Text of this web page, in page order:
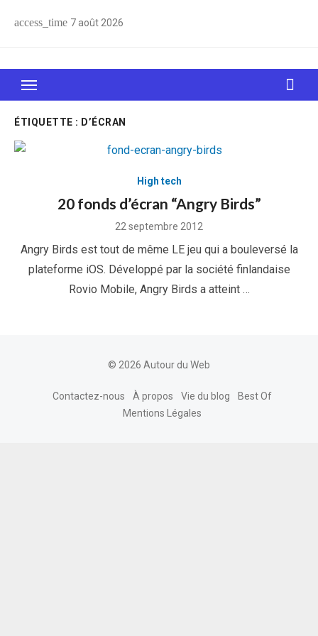
access_time 7 août 2026
Le Web, c'est comme une boîte de chocolats… On
sait jamais sur quoi on va tomber !
ÉTIQUETTE : D’ÉCRAN
High tech
20 fonds d’écran “Angry Birds”
Posted
22 septembre 2012
Angry Birds est tout de même LE jeu qui a bouleversé la
plateforme iOS. Développé par la société finlandaise
Rovio Mobile, Angry Birds a atteint …
© 2026 Autour du Web
Contactez-nous À propos Vie du blog
Best Of
Mentions Légales